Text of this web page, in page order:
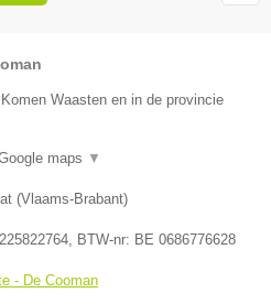
Waasten en in de provincie
maps ▼
(Vlaams-Brabant)
, BTW-nr: BE 0686776628
- De Cooman